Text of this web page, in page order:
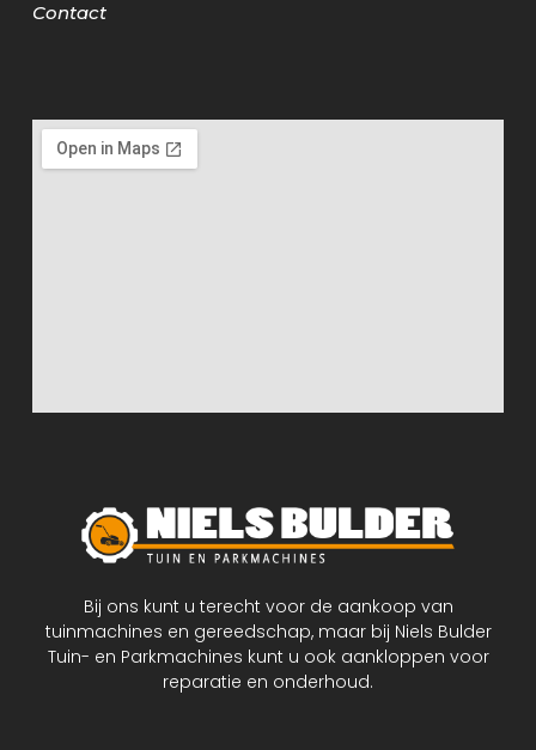
Bij ons kunt u terecht voor de aankoop van
tuinmachines en gereedschap, maar bij Niels Bulder
Tuin- en Parkmachines kunt u ook aankloppen voor
reparatie en onderhoud.
Contact